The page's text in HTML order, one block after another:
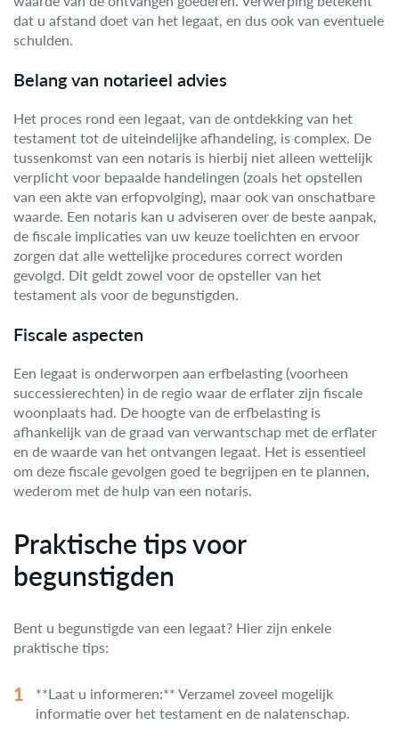
dat u afstand doet van het legaat, en dus ook van eventuele
schulden.
Belang van notarieel advies
Het proces rond een legaat, van de ontdekking van het
testament tot de uiteindelijke afhandeling, is complex. De
tussenkomst van een notaris is hierbij niet alleen wettelijk
verplicht voor bepaalde handelingen (zoals het opstellen
van een akte van erfopvolging), maar ook van onschatbare
waarde. Een notaris kan u adviseren over de beste aanpak,
de fiscale implicaties van uw keuze toelichten en ervoor
zorgen dat alle wettelijke procedures correct worden
gevolgd. Dit geldt zowel voor de opsteller van het
testament als voor de begunstigden.
Fiscale aspecten
Een legaat is onderworpen aan erfbelasting (voorheen
successierechten) in de regio waar de erflater zijn fiscale
woonplaats had. De hoogte van de erfbelasting is
afhankelijk van de graad van verwantschap met de erflater
en de waarde van het ontvangen legaat. Het is essentieel
om deze fiscale gevolgen goed te begrijpen en te plannen,
wederom met de hulp van een notaris.
Praktische tips voor
begunstigden
Bent u begunstigde van een legaat? Hier zijn enkele
praktische tips:
**Laat u informeren:** Verzamel zoveel mogelijk
informatie over het testament en de nalatenschap.